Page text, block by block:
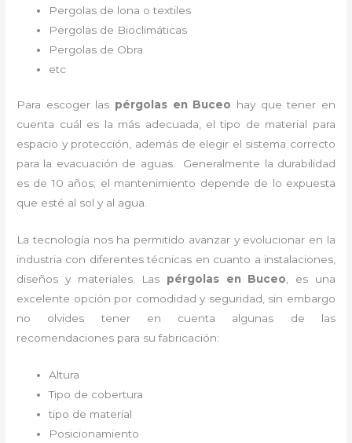
Pergolas de lona o textiles
Pergolas de Bioclimáticas
Pergolas de Obra
etc
Para escoger las pérgolas en Buceo hay que tener en
cuenta cuál es la más adecuada, el tipo de material para
espacio y protección, además de elegir el sistema correcto
para la evacuación de aguas. Generalmente la durabilidad
es de 10 años; el mantenimiento depende de lo expuesta
que esté al sol y al agua.
La tecnología nos ha permitido avanzar y evolucionar en la
industria con diferentes técnicas en cuanto a instalaciones,
diseños y materiales. Las pérgolas en Buceo , es una
excelente opción por comodidad y seguridad, sin embargo
no olvides tener en cuenta algunas de las
recomendaciones para su fabricación:
Altura
Tipo de cobertura
tipo de material
Posicionamiento